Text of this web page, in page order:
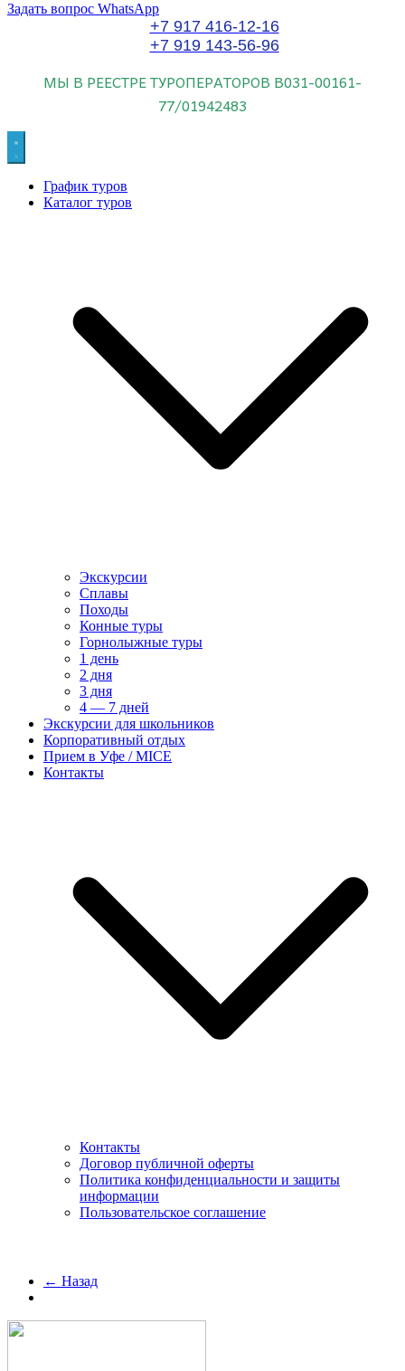
Задать вопрос WhatsApp
+7 917 416-12-16
+7 919 143-56-96
МЫ В РЕЕСТРЕ ТУРОПЕРАТОРОВ В031-00161-
77/01942483
График туров
Каталог туров
Экскурсии
Сплавы
Походы
Конные туры
Горнолыжные туры
1 день
2 дня
3 дня
4 — 7 дней
Экскурсии для школьников
Корпоративный отдых
Прием в Уфе / MICE
Контакты
Контакты
Договор публичной оферты
Политика конфиденциальности и защиты
информации
Пользовательское соглашение
← Назад